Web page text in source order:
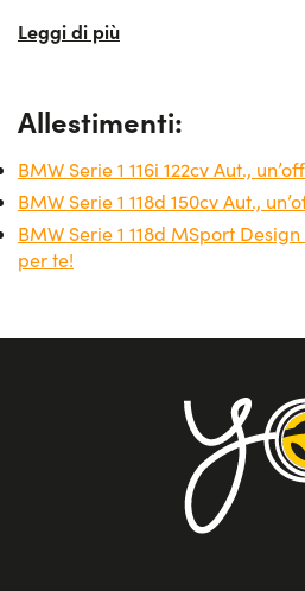
Chi volesse, potrebbe richiedere
Serie 1 noleggio lungo termine
scegliere solo quelle offerte
proprie esigenze per
Serie 1, con le sue dimensioni
curati e le sue ottime prestazioni,
chi cerca praticità e stile in ogni
Allestimenti:
BMW Serie 1 116i 122cv Aut.,
BMW Serie 1 118d 150cv Aut.,
BMW Serie 1 118d MSport
per te!